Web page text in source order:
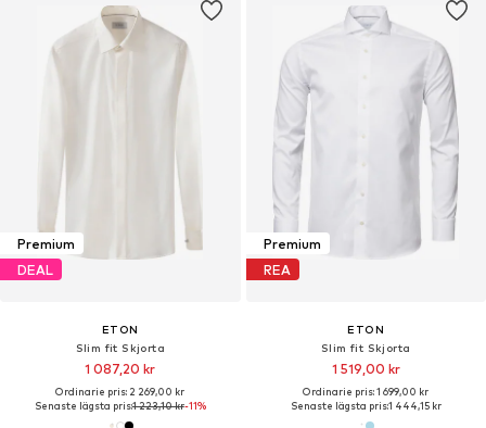
Premium
DEAL
ETON
Slim fit Skjorta
1 087,20 kr
Ordinarie pris: 2 269,00 kr
Senaste lägsta pris:1 223,10 kr-11%
Premium
REA
ETON
Slim fit Skjorta
1 519,00 kr
Ordinarie pris: 1 699,00 kr
Senaste lägsta pris:1 444,15 kr